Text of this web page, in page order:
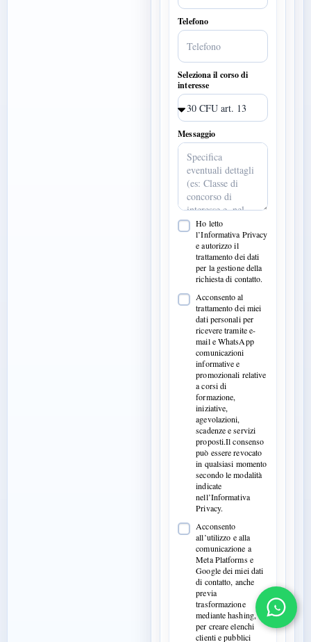
Telefono
Seleziona il corso di
interesse
Messaggio
Ho letto
l’Informativa Privacy
e autorizzo il
trattamento dei dati
per la gestione della
richiesta di contatto.
Acconsento al
trattamento dei miei
dati personali per
ricevere tramite e-
mail e WhatsApp
comunicazioni
informative e
promozionali relative
a corsi di
formazione,
iniziative,
agevolazioni,
scadenze e servizi
proposti.Il consenso
può essere revocato
in qualsiasi momento
secondo le modalità
indicate
nell’Informativa
Privacy.
Acconsento
all’utilizzo e alla
comunicazione a
Meta Platforms e
Google dei miei dati
di contatto, anche
previa
trasformazione
mediante hashing,
per creare elenchi
clienti e pubblici